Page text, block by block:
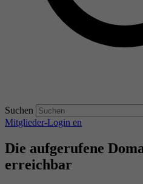
Suchen
Mitglieder-Login en
Die aufgerufene
erreichbar